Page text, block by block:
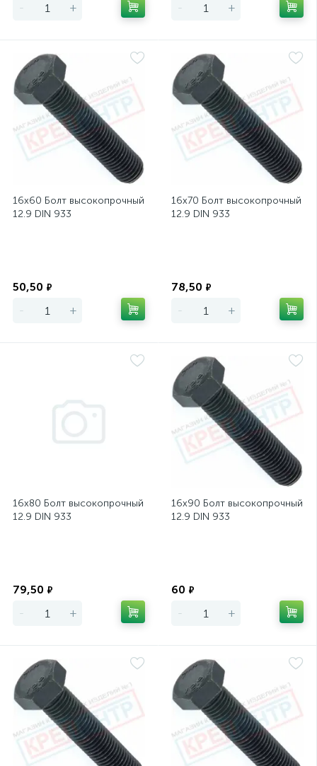
- + - +
16х60 Болт высокопрочный
12.9 DIN 933
50,50 ₽
- +
16х70 Болт высокопрочный
12.9 DIN 933
78,50 ₽
- +
16х80 Болт высокопрочный
12.9 DIN 933
79,50 ₽
- +
16х90 Болт высокопрочный
12.9 DIN 933
60 ₽
- +